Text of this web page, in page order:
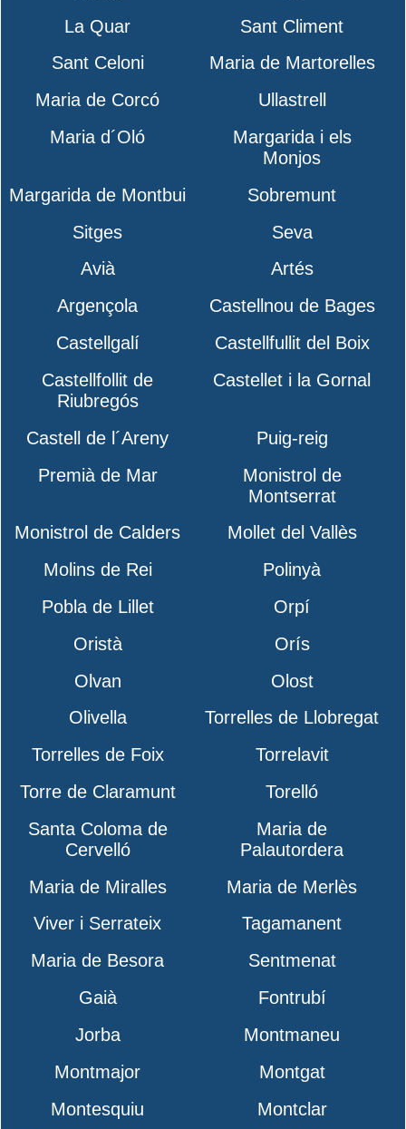
La Quar
Sant Climent
Sant Celoni
Maria de Martorelles
Maria de Corcó
Ullastrell
Maria d´Oló
Margarida i els
Monjos
Margarida de Montbui
Sobremunt
Sitges
Seva
Avià
Artés
Argençola
Castellnou de Bages
Castellgalí
Castellfullit del Boix
Castellfollit de
Riubregós
Castellet i la Gornal
Castell de l´Areny
Puig-reig
Premià de Mar
Monistrol de
Montserrat
Monistrol de Calders
Mollet del Vallès
Molins de Rei
Polinyà
Pobla de Lillet
Orpí
Oristà
Orís
Olvan
Olost
Olivella
Torrelles de Llobregat
Torrelles de Foix
Torrelavit
Torre de Claramunt
Torelló
Santa Coloma de
Cervelló
Maria de
Palautordera
Maria de Miralles
Maria de Merlès
Viver i Serrateix
Tagamanent
Maria de Besora
Sentmenat
Gaià
Fontrubí
Jorba
Montmaneu
Montmajor
Montgat
Montesquiu
Montclar